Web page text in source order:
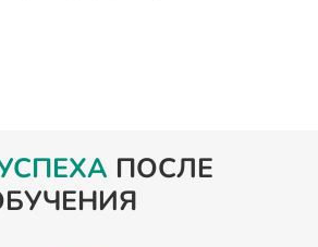
ПОСЛЕ